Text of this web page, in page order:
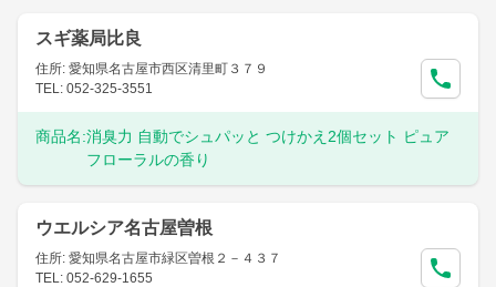
スギ薬局比良
住所: 愛知県名古屋市西区清里町３７９
TEL: 052-325-3551
商品名:消臭力 自動でシュパッと つけかえ2個セット ピュア
フローラルの香り
ウエルシア名古屋曽根
住所: 愛知県名古屋市緑区曽根２－４３７
TEL: 052-629-1655